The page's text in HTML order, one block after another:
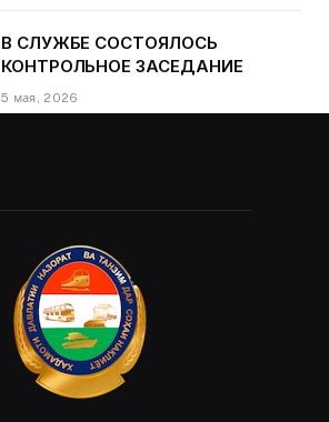
В СЛУЖБЕ СОСТОЯЛОСЬ
КОНТРОЛЬНОЕ ЗАСЕДАНИЕ
5 мая, 2026